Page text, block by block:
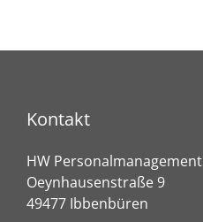
Kontakt
HW Personalmanagement
Oeynhausenstraße 9
49477 Ibbenbüren